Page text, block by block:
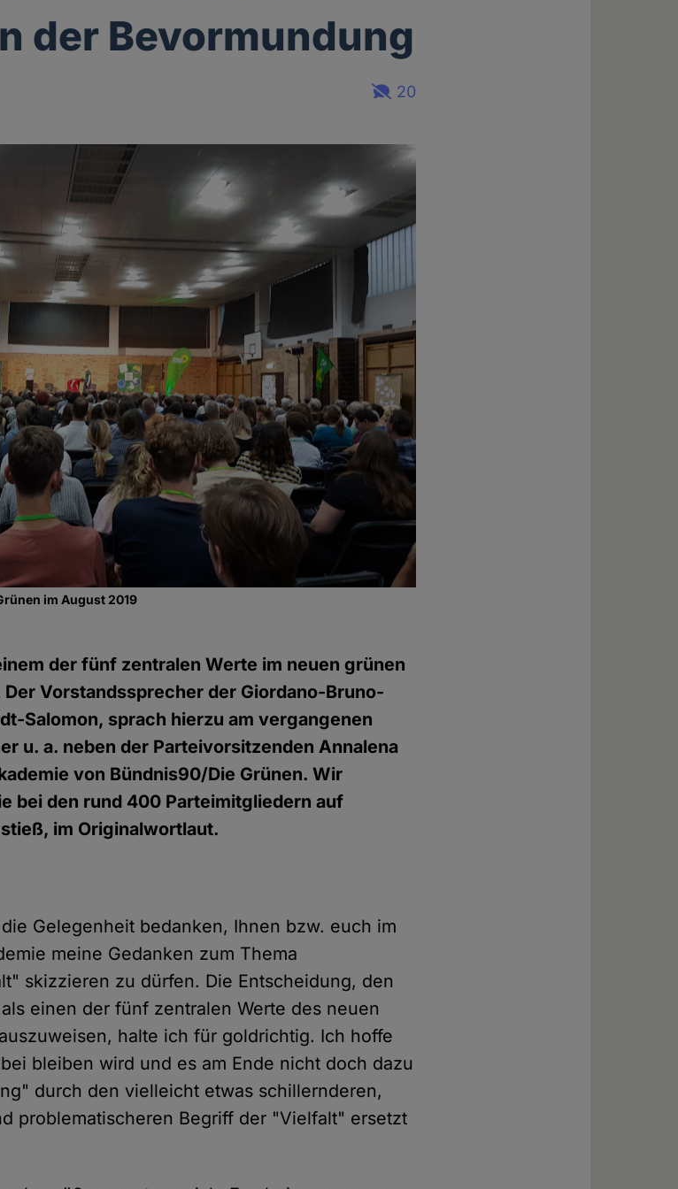
der Bevormundung
20
im August 2019
der fünf zentralen Werte im neuen grünen
Vorstandssprecher der Giordano-Bruno-
Salomon, sprach hierzu am vergangenen
u. a. neben der Parteivorsitzenden Annalena
von Bündnis90/Die Grünen. Wir
bei den rund 400 Parteimitgliedern auf
im Originalwortlaut.
Gelegenheit bedanken, Ihnen bzw. euch im
meine Gedanken zum Thema
skizzieren zu dürfen. Die Entscheidung, den
einen der fünf zentralen Werte des neuen
halte ich für goldrichtig. Ich hoffe
bleiben wird und es am Ende nicht doch dazu
durch den vielleicht etwas schillernderen,
problematischeren Begriff der "Vielfalt" ersetzt